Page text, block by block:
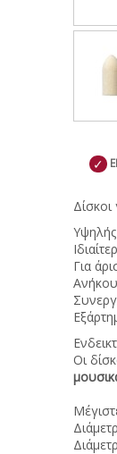
✓
Για
Οι